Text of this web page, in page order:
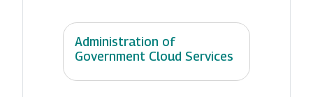
Administration of
Government Cloud Services